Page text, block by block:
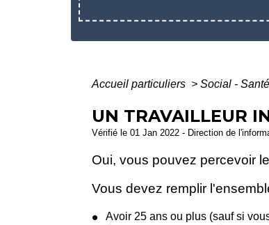
Accueil particuliers > Social - Santé
UN TRAVAILLEUR
Vérifié le 01 Jan 2022 - Direction de
Oui, vous pouvez percevoir le
Vous devez remplir
Avoir 25 ans ou plus (sauf si